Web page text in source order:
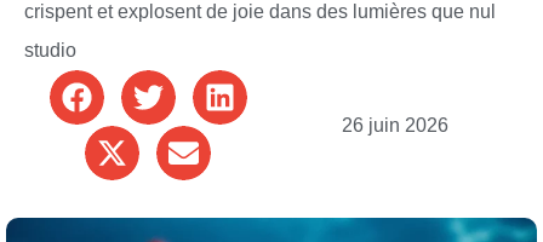
crispent et explosent de joie dans des lumières que nul
studio
26 juin 2026